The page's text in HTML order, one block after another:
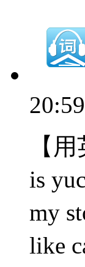
【
is
my
like